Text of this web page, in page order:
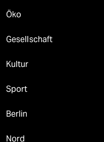
Öko
Gesellschaft
Kultur
Sport
Berlin
Nord